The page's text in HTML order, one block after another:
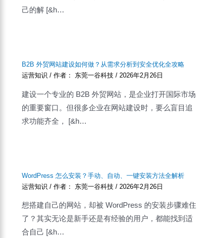
己的解 [&h…
B2B 外贸网站建设如何做？从需求分析到安全优化全攻略
运营知识 / 作者： 东莞一谷科技/2026年2月26日
建设一个专业的 B2B 外贸网站，是企业打开国际市场
的重要窗口。但很多企业在网站建设时，要么盲目追
求功能齐全， [&h…
WordPress 怎么安装？手动、自动、一键安装方法全解析
运营知识 / 作者： 东莞一谷科技/ 2026年2月26日
想搭建自己的网站，却被 WordPress 的安装步骤难住
了？其实无论是新手还是有经验的用户，都能找到适
合自己 [&h…